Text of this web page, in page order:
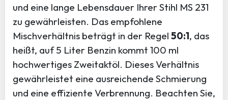
und eine lange Lebensdauer Ihrer Stihl MS 231
zu gewährleisten. Das empfohlene
Mischverhältnis beträgt in der Regel 50:1, das
heißt, auf 5 Liter Benzin kommt 100 ml
hochwertiges Zweitaktöl. Dieses Verhältnis
gewährleistet eine ausreichende Schmierung
und eine effiziente Verbrennung. Beachten Sie,